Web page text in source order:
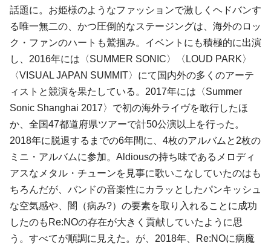
話題に。お姫様のようなファッションで激しくヘドバンす
る唯一無二の、かつ圧倒的なステージングは、海外のロッ
ク・ファンのハートも鷲掴み。イベントにも積極的に出演
し、2016年には〈SUMMER SONIC〉〈LOUD PARK〉
〈VISUAL JAPAN SUMMIT〉にて国内外の多くのアーテ
ィストと競演を果たしている。2017年には〈Summer
Sonic Shanghai 2017〉で初の海外ライヴを敢行したほ
か、全国47都道府県ツアーで計50公演以上を行った。
2018年に脱退するまでの6年間に、4枚のアルバムと2枚の
ミニ・アルバムに参加。Aldiousの持ち味であるメロディ
アスなメタル・チューンを見事に歌いこなしていたのはも
ちろんだが、バンドの音楽性にカラッとしたパンキッシュ
な空気感や、闇（病み?）の要素を取り入れることに成功
したのもRe:NOの存在が大きく貢献していたように思
う。すべてが順調に見えた。が、2018年、Re:NOに病魔